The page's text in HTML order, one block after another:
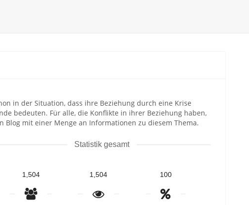
in der Situation, dass ihre Beziehung durch eine Krise
bedeuten. Für alle, die Konflikte in ihrer Beziehung haben,
mit einer Menge an Informationen zu diesem Thema.
Statistik gesamt
1,504 1,504 100